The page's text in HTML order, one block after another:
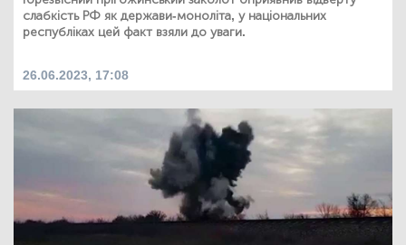
слабкість РФ як держави-моноліта, у національних
республіках цей факт взяли до уваги.
26.06.2023, 17:08